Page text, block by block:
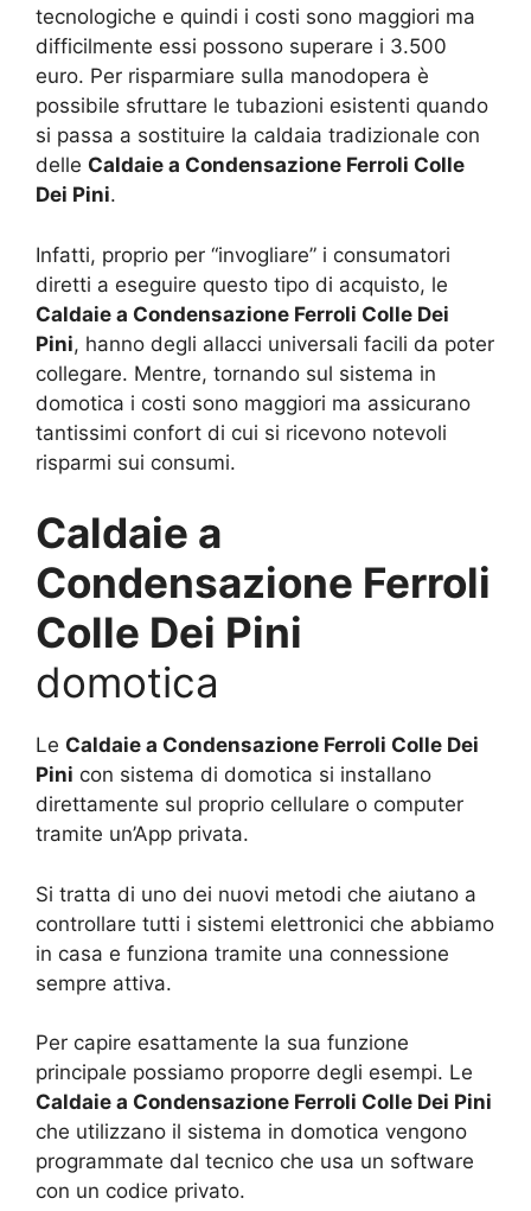
tecnologiche e quindi i costi sono maggiori ma
difficilmente essi possono superare i 3.500
euro. Per risparmiare sulla manodopera è
possibile sfruttare le tubazioni esistenti quando
si passa a sostituire la caldaia tradizionale con
delle Caldaie a Condensazione Ferroli Colle
Dei Pini.
Infatti, proprio per “invogliare” i consumatori
diretti a eseguire questo tipo di acquisto, le
Caldaie a Condensazione Ferroli Colle Dei
Pini, hanno degli allacci universali facili da poter
collegare. Mentre, tornando sul sistema in
domotica i costi sono maggiori ma assicurano
tantissimi confort di cui si ricevono notevoli
risparmi sui consumi.
Caldaie a
Condensazione Ferroli
Colle Dei Pini
domotica
Le Caldaie a Condensazione Ferroli Colle Dei
Pini con sistema di domotica si installano
direttamente sul proprio cellulare o computer
tramite un’App privata.
Si tratta di uno dei nuovi metodi che aiutano a
controllare tutti i sistemi elettronici che abbiamo
in casa e funziona tramite una connessione
sempre attiva.
Per capire esattamente la sua funzione
principale possiamo proporre degli esempi. Le
Caldaie a Condensazione Ferroli Colle Dei Pini
che utilizzano il sistema in domotica vengono
programmate dal tecnico che usa un software
con un codice privato.